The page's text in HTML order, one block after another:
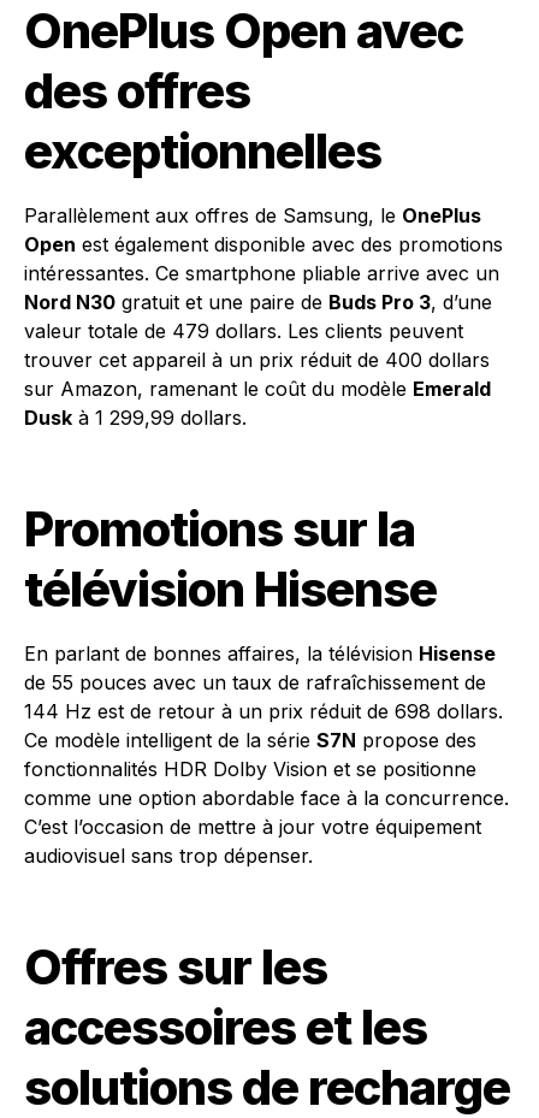
OnePlus Open avec
des offres
exceptionnelles
Parallèlement aux offres de Samsung, le OnePlus
Open est également disponible avec des promotions
intéressantes. Ce smartphone pliable arrive avec un
Nord N30 gratuit et une paire de Buds Pro 3, d’une
valeur totale de 479 dollars. Les clients peuvent
trouver cet appareil à un prix réduit de 400 dollars
sur Amazon, ramenant le coût du modèle Emerald
Dusk à 1 299,99 dollars.
Promotions sur la
télévision Hisense
En parlant de bonnes affaires, la télévision Hisense
de 55 pouces avec un taux de rafraîchissement de
144 Hz est de retour à un prix réduit de 698 dollars.
Ce modèle intelligent de la série S7N propose des
fonctionnalités HDR Dolby Vision et se positionne
comme une option abordable face à la concurrence.
C’est l’occasion de mettre à jour votre équipement
audiovisuel sans trop dépenser.
Offres sur les
accessoires et les
solutions de recharge